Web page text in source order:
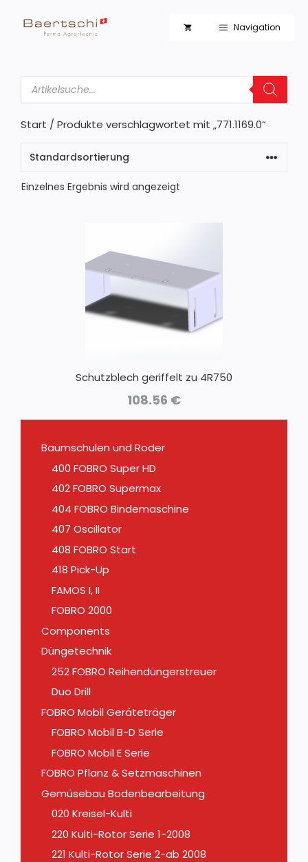
Inhalt
Navigation
Products
search
Start / Produkte verschlagwortet mit „771.1169.0“
Einzelnes Ergebnis wird angezeigt
Schutzblech geriffelt zu 4R750
108.56 €
Baumschulen und Roder
400 FOBRO Super HD
402 FOBRO Supermax
404 FOBRO Bindemaschine
407 Oscillator
408 FOBRO Start
418 Pick-Up
FAMOS I, II
FOBRO 2000
Components
Düngetechnik
252 FOBRO Reihendüngerstreuer
Duo Drill
FOBRO Mobil Geräteträger
FOBRO Mobil B-D Serie
FOBRO Mobil E Serie
FOBRO Pflanz & Setzmaschinen
Gemüsebau Bodenbearbeitung
020 Kreisel-Kulti
220 Kulti-Rotor Serie 1-2008
221 Kulti-Rotor Serie 2-ab 2008